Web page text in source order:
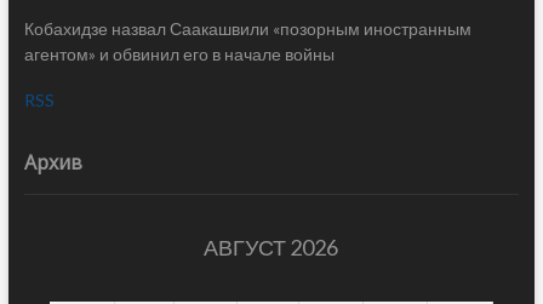
Кобахидзе назвал Саакашвили «позорным иностранным
агентом» и обвинил его в начале войны
RSS
Архив
АВГУСТ 2026